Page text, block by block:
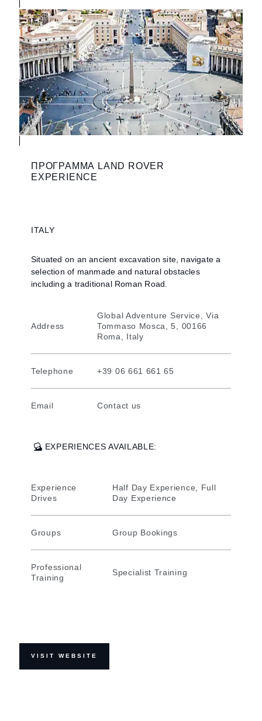
ПРОГРАММА LAND ROVER
EXPERIENCE
ITALY
Situated on an ancient excavation site, navigate a
selection of manmade and natural obstacles
including a traditional Roman Road.
Address
Global Adventure Service, Via
Tommaso Mosca, 5, 00166
Roma, Italy
Telephone +39 06 661 661 65
Email Contact us
EXPERIENCES AVAILABLE:
Experience
Drives
Half Day Experience, Full
Day Experience
Groups Group Bookings
Professional
Training
Specialist Training
VISIT WEBSITE